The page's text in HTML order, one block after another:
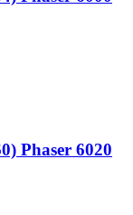
Phaser 6020